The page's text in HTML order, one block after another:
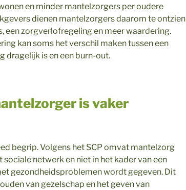
en minder mantelzorgers per oudere
dienen mantelzorgers daarom te ontzien
een zorgverlofregeling en meer waardering.
kan soms het verschil maken tussen een
dragelijk is en een burn-out.
is vaker
begrip. Volgens het SCP omvat mantelzorg
sociale netwerk en niet in het kader van een
gezondheidsproblemen wordt gegeven. Dit
van gezelschap en het geven van